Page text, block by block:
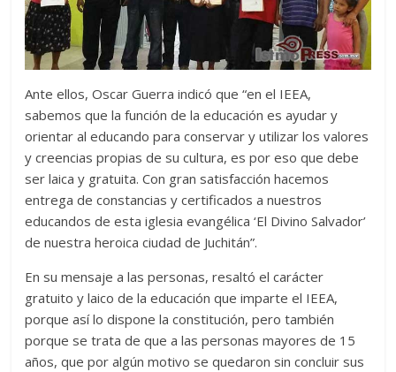
Ante ellos, Oscar Guerra indicó que “en el IEEA,
sabemos que la función de la educación es ayudar y
orientar al educando para conservar y utilizar los valores
y creencias propias de su cultura, es por eso que debe
ser laica y gratuita. Con gran satisfacción hacemos
entrega de constancias y certificados a nuestros
educandos de esta iglesia evangélica ‘El Divino Salvador’
de nuestra heroica ciudad de Juchitán”.
En su mensaje a las personas, resaltó el carácter
gratuito y laico de la educación que imparte el IEEA,
porque así lo dispone la constitución, pero también
porque se trata de que a las personas mayores de 15
años, que por algún motivo se quedaron sin concluir sus